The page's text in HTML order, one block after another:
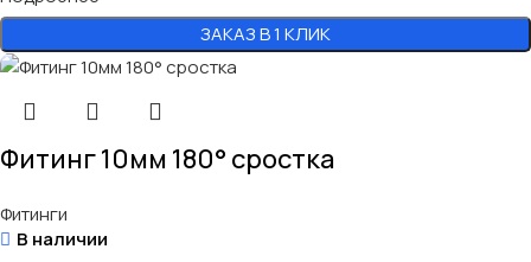
ЗАКАЗ В 1 КЛИК
Фитинг 10мм 180° сростка
Фитинги
В наличии